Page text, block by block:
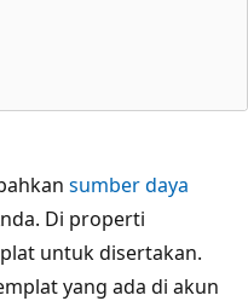
sumber daya
Di properti
untuk disertakan.
yang ada di akun